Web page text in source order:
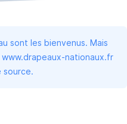
sont les bienvenus. Mais
nationaux.fr
source.